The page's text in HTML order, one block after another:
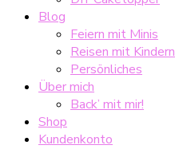
Blog
Feiern mit Minis
Reisen mit Kindern
Persönliches
Über mich
Back’ mit mir!
Shop
Kundenkonto